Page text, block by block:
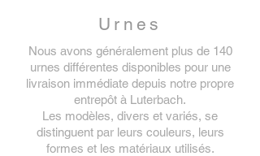
Urnes
Nous avons généralement plus de 140
urnes différentes disponibles pour une
livraison immédiate depuis notre propre
entrepôt à Luterbach.
Les modèles, divers et variés, se
distinguent par leurs couleurs, leurs
formes et les matériaux utilisés.